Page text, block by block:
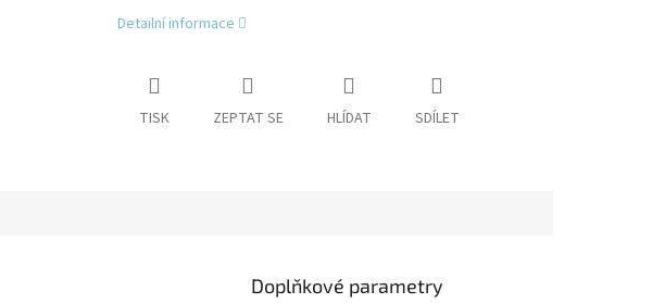
Detailní informace
TISK ZEPTAT SE HLÍDAT SDÍLET
Doplňkové parametry